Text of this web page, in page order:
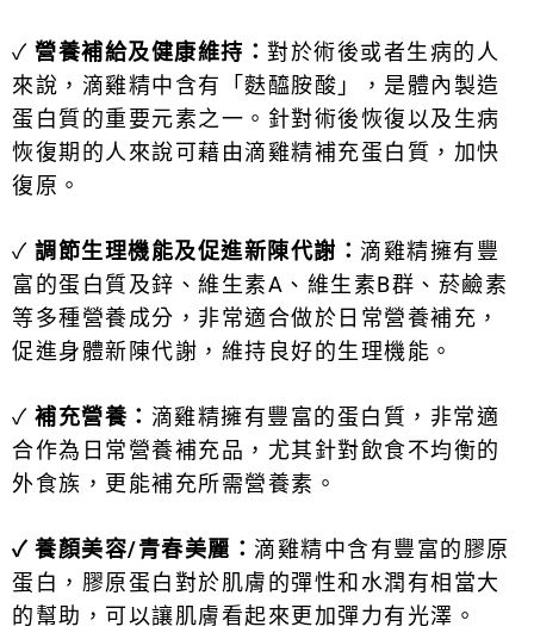
✓ 營養補給及健康維持： 對於術後或者生病的人
來說，滴雞精中含有「麩醯胺酸」，是體內製造
蛋白質的重要元素之一。針對術後恢復以及生病
恢復期的人來說可藉由滴雞精補充蛋白質，加快
復原。
✓ 調節生理機能及促進新陳代謝： 滴雞精擁有豐
富的蛋白質及鋅、維生素A、維生素B群、菸鹼素
等多種營養成分，非常適合做於日常營養補充，
促進身體新陳代謝，維持良好的生理機能。
✓ 補充營養： 滴雞精擁有豐富的蛋白質，非常適
合作為日常營養補充品，尤其針對飲食不均衡的
外食族，更能補充所需營養素。
✓ 養顏美容/青春美麗： 滴雞精中含有豐富的膠原
蛋白，膠原蛋白對於肌膚的彈性和水潤有相當大
的幫助，可以讓肌膚看起來更加彈力有光澤。